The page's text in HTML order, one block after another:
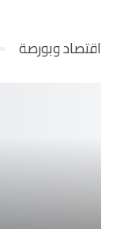
اقتصاد وبورصة